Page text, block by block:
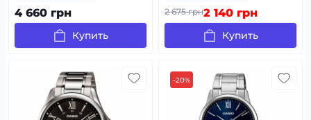
4 660 грн
Купить
2 675 грн2 140 грн
Купить
-20%